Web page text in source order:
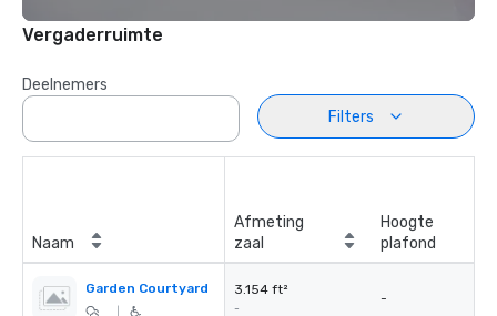
Vergaderruimte
Deelnemers
Filters
Naam
Afmeting
zaal
Hoogte
plafond
Garden Courtyard 3.154 ft²
-
-